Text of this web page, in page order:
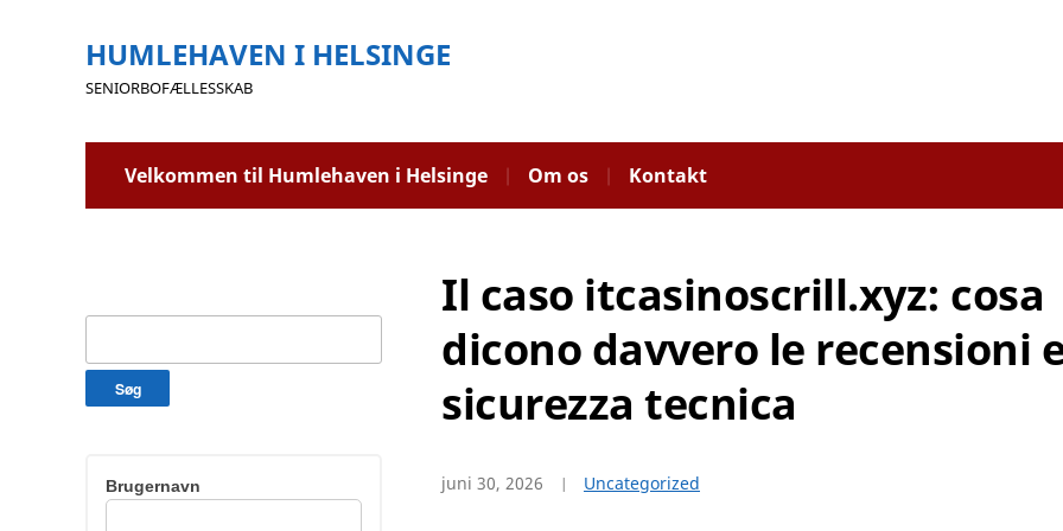
HUMLEHAVEN I HELSINGE
SENIORBOFÆLLESSKAB
Velkommen til Humlehaven i Helsinge Om os Kontakt
Brugernavn
Il caso itcasinoscrill.xyz: cosa
dicono davvero le recensioni
sicurezza tecnica
juni 30, 2026 Uncategorized